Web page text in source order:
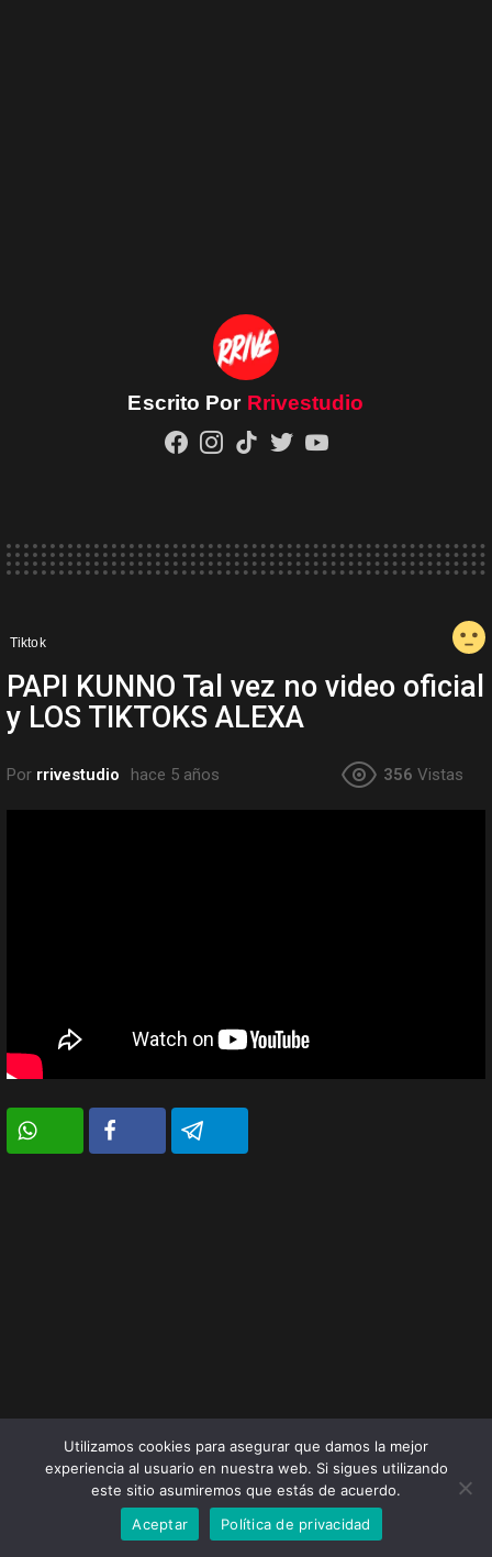
Escrito Por Rrivestudio
facebookinstagram
Tiktok
PAPI KUNNO Tal vez no video oficial
y LOS TIKTOKS ALEXA
Por rrivestudio hace 5 años 356 Vistas
Utilizamos cookies para asegurar que damos la mejor
experiencia al usuario en nuestra web. Si sigues utilizando
este sitio asumiremos que estás de acuerdo.
Aceptar
Política de privacidad